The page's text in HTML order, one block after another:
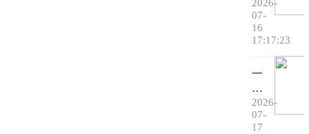
只
被
救
豹
迎
“深
度
全
域
文
明
送
的
是
清
2026-
07-
16
17:17:23
一
图
读
懂
2026-
07-
17